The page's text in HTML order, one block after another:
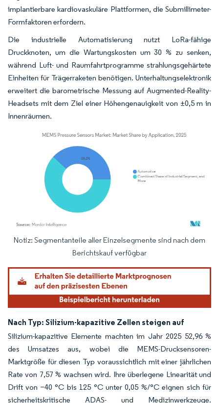
implantierbare kardiovaskuläre Plattformen, die Submillimeter-
Formfaktoren erfordern.
Die industrielle Automatisierung nutzt LoRa-fähige
Druckknoten, um die Wartungskosten um 30 % zu senken,
während Luft- und Raumfahrtprogramme strahlungsgehärtete
Einheiten für Trägerraketen benötigen. Unterhaltungselektronik
erweitert die barometrische Messung auf Augmented-Reality-
Headsets mit dem Ziel einer Höhengenauigkeit von ±0,5 m in
Innenräumen.
Bild © Mordor Intelligence. Wiederverwendung erfordert Namensnennung
Notiz: Segmentanteile aller Einzelsegmente sind nach dem
Berichtskauf verfügbar
Nach Typ: Silizium-kapazitive Zellen steigen auf
Silizium-kapazitive Elemente machten im Jahr 2025 52,96 %
des Umsatzes aus, wobei die MEMS-Drucksensoren-
Marktgröße für diesen Typ voraussichtlich mit einer jährlichen
Rate von 7,57 % wachsen wird. Ihre überlegene Linearität und
Drift von −40 °C bis 125 °C unter 0,05 %/°C eignen sich für
sicherheitskritische ADAS- und Medizinwerkzeuge.